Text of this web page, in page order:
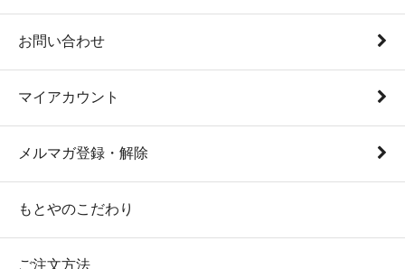
お問い合わせ
マイアカウント
メルマガ登録・解除
もとやのこだわり
ご注文方法